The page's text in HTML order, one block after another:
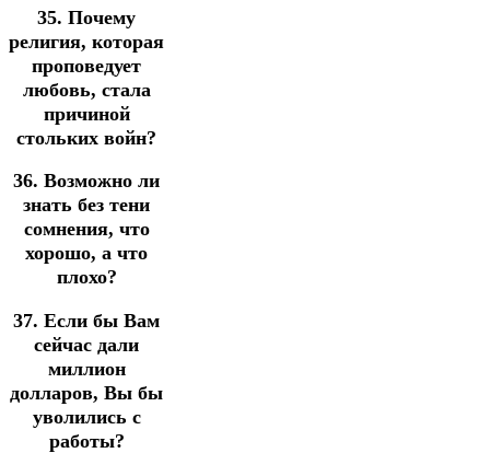
35. Почему
религия, которая
проповедует
любовь, стала
причиной
стольких войн?
36. Возможно ли
знать без тени
сомнения, что
хорошо, а что
плохо?
37. Если бы Вам
сейчас дали
миллион
долларов, Вы бы
уволились с
работы?